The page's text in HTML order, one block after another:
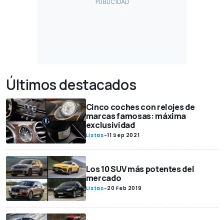
Últimos destacados
Cinco coches con relojes de
marcas famosas: máxima
exclusividad
Listas-11 Sep 2021
Los 10 SUV más potentes del
mercado
Listas-20 Feb 2019